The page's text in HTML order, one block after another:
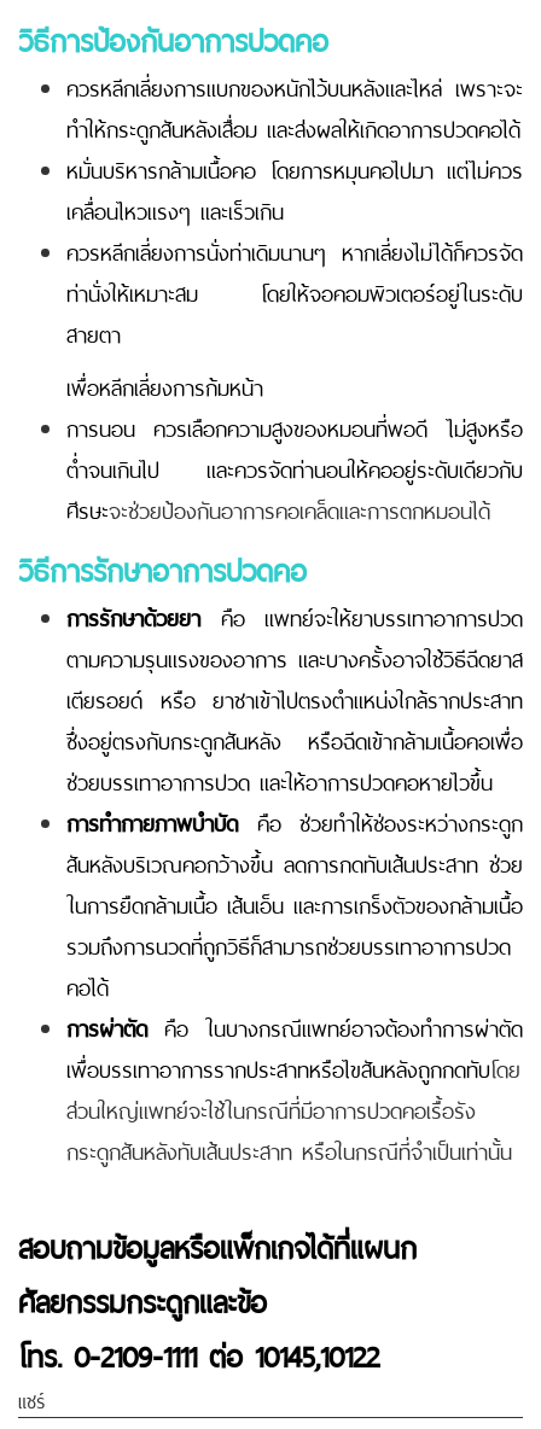
วิธีการป้องกันอาการปวดคอ
ควรหลีกเลี่ยงการแบกของหนักไว้บนหลังและไหล่ เพราะจะ
ทำให้กระดูกสันหลังเสื่อม และส่งผลให้เกิดอาการปวดคอได้
หมั่นบริหารกล้ามเนื้อคอ โดยการหมุนคอไปมา แต่ไม่ควร
เคลื่อนไหวแรงๆ และเร็วเกิน
ควรหลีกเลี่ยงการนั่งท่าเดิมนานๆ หากเลี่ยงไม่ได้ก็ควรจัด
ท่านั่งให้เหมาะสม โดยให้จอคอมพิวเตอร์อยู่ในระดับ
สายตา
เพื่อหลีกเลี่ยงการก้มหน้า
การนอน ควรเลือกความสูงของหมอนที่พอดี ไม่สูงหรือ
ต่ำจนเกินไป และควรจัดท่านอนให้คออยู่ระดับเดียวกับ
ศีรษะจะช่วยป้องกันอาการคอเคล็ดและการตกหมอนได้
วิธีการรักษาอาการปวดคอ
การรักษาด้วยยาคือ แพทย์จะให้ยาบรรเทาอาการปวด
ตามความรุนแรงของอาการ และบางครั้งอาจใช้วิธีฉีดยาส
เตียรอยด์ หรือ ยาชาเข้าไปตรงตำแหน่งใกล้รากประสาท
ซึ่งอยู่ตรงกับกระดูกสันหลัง หรือฉีดเข้ากล้ามเนื้อคอเพื่อ
ช่วยบรรเทาอาการปวด และให้อาการปวดคอหายไวขึ้น
การทำกายภาพบำบัดคือ ช่วยทำให้ช่องระหว่างกระดูก
สันหลังบริเวณคอกว้างขึ้น ลดการกดทับเส้นประสาท ช่วย
ในการยืดกล้ามเนื้อ เส้นเอ็น และการเกร็งตัวของกล้ามเนื้อ
รวมถึงการนวดที่ถูกวิธีก็สามารถช่วยบรรเทาอาการปวด
คอได้
การผ่าตัดคือ ในบางกรณีแพทย์อาจต้องทำการผ่าตัด
เพื่อบรรเทาอาการรากประสาทหรือไขสันหลังถูกกดทับโดย
ส่วนใหญ่แพทย์จะใช้ในกรณีที่มีอาการปวดคอเรื้อรัง
กระดูกสันหลังทับเส้นประสาท หรือในกรณีที่จำเป็นเท่านั้น
สอบถามข้อมูลหรือแพ็กเกจได้ที่แผนก
ศัลยกรรมกระดูกและข้อ
โทร. 0-2109-1111 ต่อ 10145,10122
แชร์